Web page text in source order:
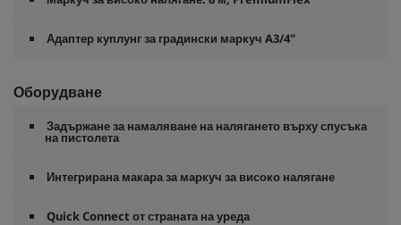
Адаптер куплунг за градински маркуч A3/4"
Оборудване
Задържане за намаляване на налягането върху спусъка
на пистолета
Интегрирана макара за маркуч за високо налягане
Quick Connect от страната на уреда